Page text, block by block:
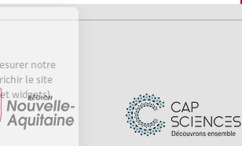
pour mesurer notre
pour enrichir le site
et widgets).